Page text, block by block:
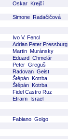
Oskar Krejčí
Simone Radačičová
Ivo V. Fencl
Adrian Peter Pressburg
Martin Muránsky
Eduard Chmelár
Peter Greguš
Radovan Geist
Štěpán Kotrba
Štěpán Kotrba
Fidel Castro Ruz
Efraim Israel
Fabiano Golgo